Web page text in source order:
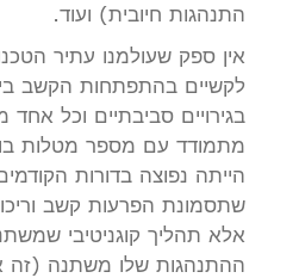
התנהגות חיובית) ועוד.
אין ספק שעולמנו עתיר
לקשיים בהתפתחות הקשב
בגירויים סביבתיים וכל אחד
מתמודד עם מספר מטלות
הייתה נפוצה בדורות
שתסמונת הפרעות קשב
אלא תהליך קוגניטיבי
ההתנהגות שלו משתנה (זה